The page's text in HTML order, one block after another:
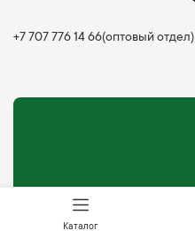
+7 707 776 14 66(оптовый отдел)
Каталог